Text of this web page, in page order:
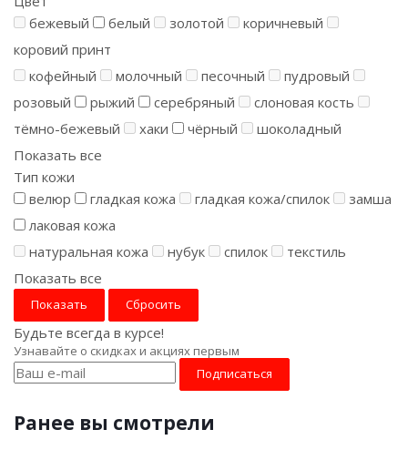
бежевый
белый золотой
коричневый
коровий принт
кофейный
молочный песочный
пудровый
розовый
рыжий серебряный
слоновая кость
тёмно-бежевый
хаки чёрный
шоколадный
Показать все
Тип кожи
велюр
гладкая кожа гладкая кожа/спилок
замша
лаковая кожа
натуральная кожа
нубук спилок
текстиль
Показать все
Сбросить
Будьте всегда в курсе!
Узнавайте о скидках и акциях первым
Ранее вы смотрели